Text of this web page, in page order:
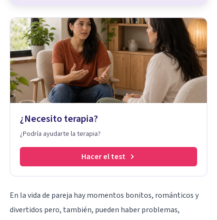
¿Necesito terapia?
¿Podría ayudarte la terapia?
Hacer el test
En la vida de pareja hay momentos bonitos, románticos y
divertidos pero, también, pueden haber problemas,